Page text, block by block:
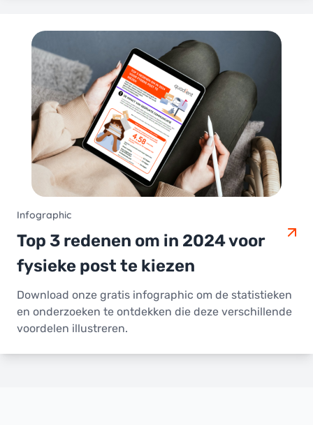
Infographic
Top 3 redenen om in 2024 voor
fysieke post te kiezen
Download onze gratis infographic om de statistieken
en onderzoeken te ontdekken die deze verschillende
voordelen illustreren.